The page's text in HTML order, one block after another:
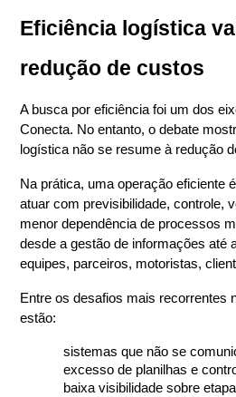
Eficiência logística
redução de custos
A busca por eficiência foi um dos
Conecta. No entanto, o debate
logística não se resume à redução
Na prática, uma operação eficiente
atuar com previsibilidade, controle,
menor dependência de processos
desde a gestão de informações até
equipes, parceiros, motoristas,
Entre os desafios mais recorrentes
estão:
sistemas que não se
excesso de planilhas e
baixa visibilidade sobre